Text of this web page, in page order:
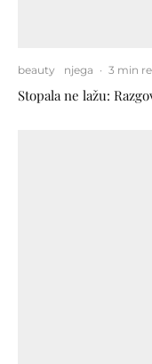
beauty njega · 3 min
Stopala ne lažu: